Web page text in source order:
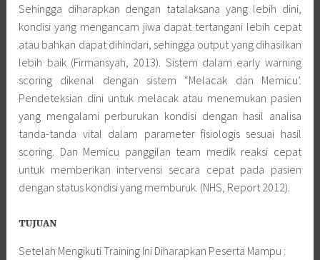
Sehingga diharapkan dengan tatalaksana yang lebih dini,
kondisi yang mengancam jiwa dapat tertangani lebih cepat
atau bahkan dapat dihindari, sehingga output yang dihasilkan
lebih baik (Firmansyah, 2013). Sistem dalam early warning
scoring dikenal dengan sistem “Melacak dan Memicu’.
Pendeteksian dini untuk melacak atau menemukan pasien
yang mengalami perburukan kondisi dengan hasil analisa
tanda-tanda vital dalam parameter fisiologis sesuai hasil
scoring. Dan Memicu panggilan team medik reaksi cepat
untuk memberikan intervensi secara cepat pada pasien
dengan status kondisi yang memburuk. (NHS, Report 2012).
TUJUAN
Setelah Mengikuti Training Ini Diharapkan Peserta Mampu :